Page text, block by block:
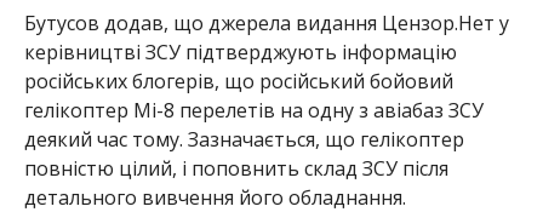
Бутусов додав, що джерела видання Цензор.Нет у
керівництві ЗСУ підтверджують інформацію
російських блогерів, що російський бойовий
гелікоптер Мі-8 перелетів на одну з авіабаз ЗСУ
деякий час тому. Зазначається, що гелікоптер
повністю цілий, і поповнить склад ЗСУ після
детального вивчення його обладнання.